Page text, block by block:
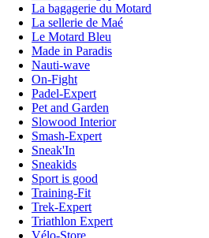
La bagagerie du Motard
La sellerie de Maé
Le Motard Bleu
Made in Paradis
Nauti-wave
On-Fight
Padel-Expert
Pet and Garden
Slowood Interior
Smash-Expert
Sneak'In
Sneakids
Sport is good
Training-Fit
Trek-Expert
Triathlon Expert
Vélo-Store